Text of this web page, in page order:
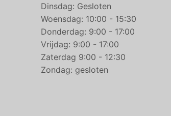
Dinsdag: Gesloten
Woensdag: 10:00 - 15:30
Donderdag: 9:00 - 17:00
Vrijdag: 9:00 - 17:00
Zaterdag 9:00 - 12:30
Zondag: gesloten